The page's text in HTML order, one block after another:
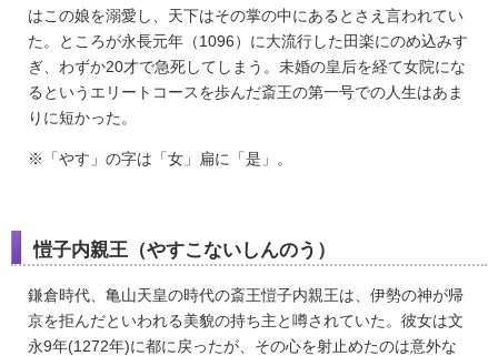
はこの娘を溺愛し、天下はその掌の中にあるとさえ言われてい
た。ところが永長元年（1096）に大流行した田楽にのめ込みす
ぎ、わずか20才で急死してしまう。未婚の皇后を経て女院にな
るというエリートコースを歩んだ斎王の第一号での人生はあま
りに短かった。
※「やす」の字は「女」扁に「是」。
愷子内親王（やすこないしんのう）
鎌倉時代、亀山天皇の時代の斎王愷子内親王は、伊勢の神が帰
京を拒んだといわれる美貌の持ち主と噂されていた。彼女は文
永9年(1272年)に都に戻ったが、その心を射止めたのは意外な